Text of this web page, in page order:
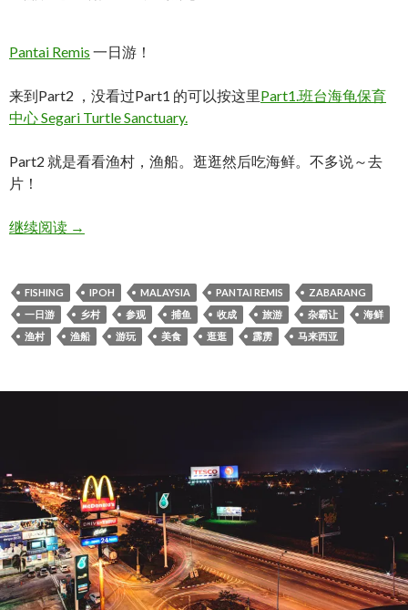
Pantai Remis 一日游！
来到Part2 ，没看过Part1 的可以按这里Part1.班台海龟保育
中心 Segari Turtle Sanctuary.
Part2 就是看看渔村，渔船。逛逛然后吃海鲜。不多说～去
片！
继续阅读PANTAI REMIS 一日游！PART2
→
FISHING IPOH MALAYSIA PANTAI REMIS
ZABARANG
一日游
乡村 参观 捕鱼 收成 旅游 杂霸让
海鲜
渔村
渔船 游玩 美食 逛逛 霹雳 马来西亚